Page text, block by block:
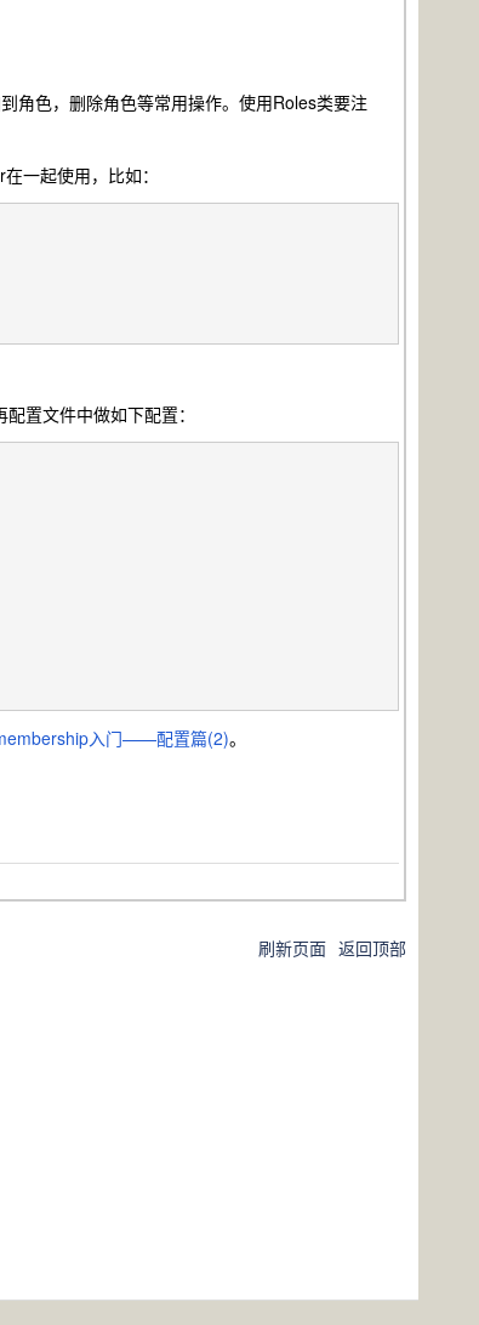
色，删除角色等常用操作。使用Roles类要注
一起使用，比如：
置文件中做如下配置：
入门——配置篇(2)。
刷新页面 返回顶部